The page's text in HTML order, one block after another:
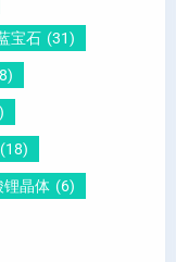
宝石 (31)
(18)
锂晶体 (6)